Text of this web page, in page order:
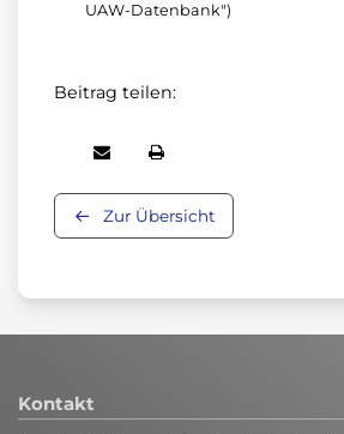
UAW-Datenbank")
Beitrag teilen:
Zur Übersicht
Kontakt